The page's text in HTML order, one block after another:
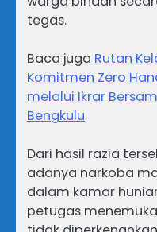
tegas.
Baca juga Rutan
Komitmen Zero
melalui Ikrar
Bengkulu
Dari hasil razia
adanya narkoba
dalam kamar
petugas